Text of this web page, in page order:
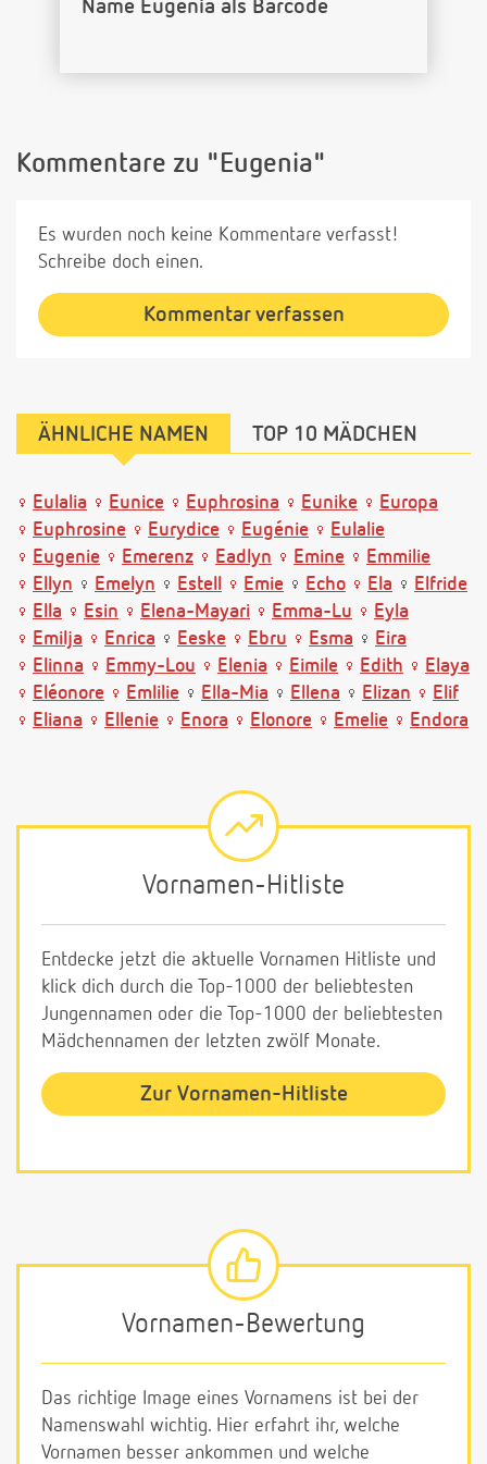
Name Eugenia als Barcode
Kommentare zu "Eugenia"
Es wurden noch keine Kommentare verfasst!
Schreibe doch einen.
Kommentar verfassen
ÄHNLICHE NAMEN TOP 10 MÄDCHEN
Eulalia Eunice Euphrosina Eunike
Europa
Euphrosine
Eurydice Eugénie
Eulalie
Eugenie
Emerenz Eadlyn Emine
Emmilie
Ellyn
Emelyn Estell Emie Echo Ela
Elfride
Ella
Esin Elena-Mayari Emma-Lu
Eyla
Emilja
Enrica Eeske Ebru Esma
Eira
Elinna
Emmy-Lou Elenia Eimile Edith
Elaya
Eléonore
Emlilie Ella-Mia Ellena Elizan
Elif
Eliana
Ellenie Enora Elonore Emelie Endora
Vornamen-Hitliste
Entdecke jetzt die aktuelle Vornamen Hitliste und
klick dich durch die Top-1000 der beliebtesten
Jungennamen oder die Top-1000 der beliebtesten
Mädchennamen der letzten zwölf Monate.
Zur Vornamen-Hitliste
Vornamen-Bewertung
Das richtige Image eines Vornamens ist bei der
Namenswahl wichtig. Hier erfahrt ihr, welche
Vornamen besser ankommen und welche